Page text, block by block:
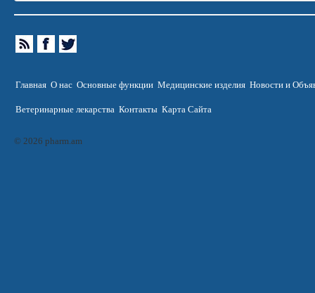
Главная О нас Основные функции Медицинские изделия Новости и
Ветеринарные лекарства Контакты Карта Сайта
© 2026 pharm.am